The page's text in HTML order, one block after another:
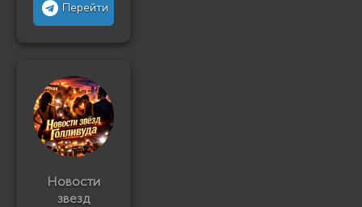
Перейти
Новости
звезд